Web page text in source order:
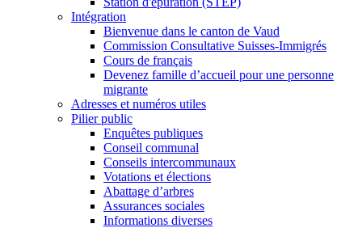
Intégration
Bienvenue dans le canton de Vaud
Commission Consultative Suisses-Immigrés
Cours de français
Devenez famille d’accueil pour une personne
migrante
Adresses et numéros utiles
Pilier public
Enquêtes publiques
Conseil communal
Conseils intercommunaux
Votations et élections
Abattage d’arbres
Assurances sociales
Informations diverses